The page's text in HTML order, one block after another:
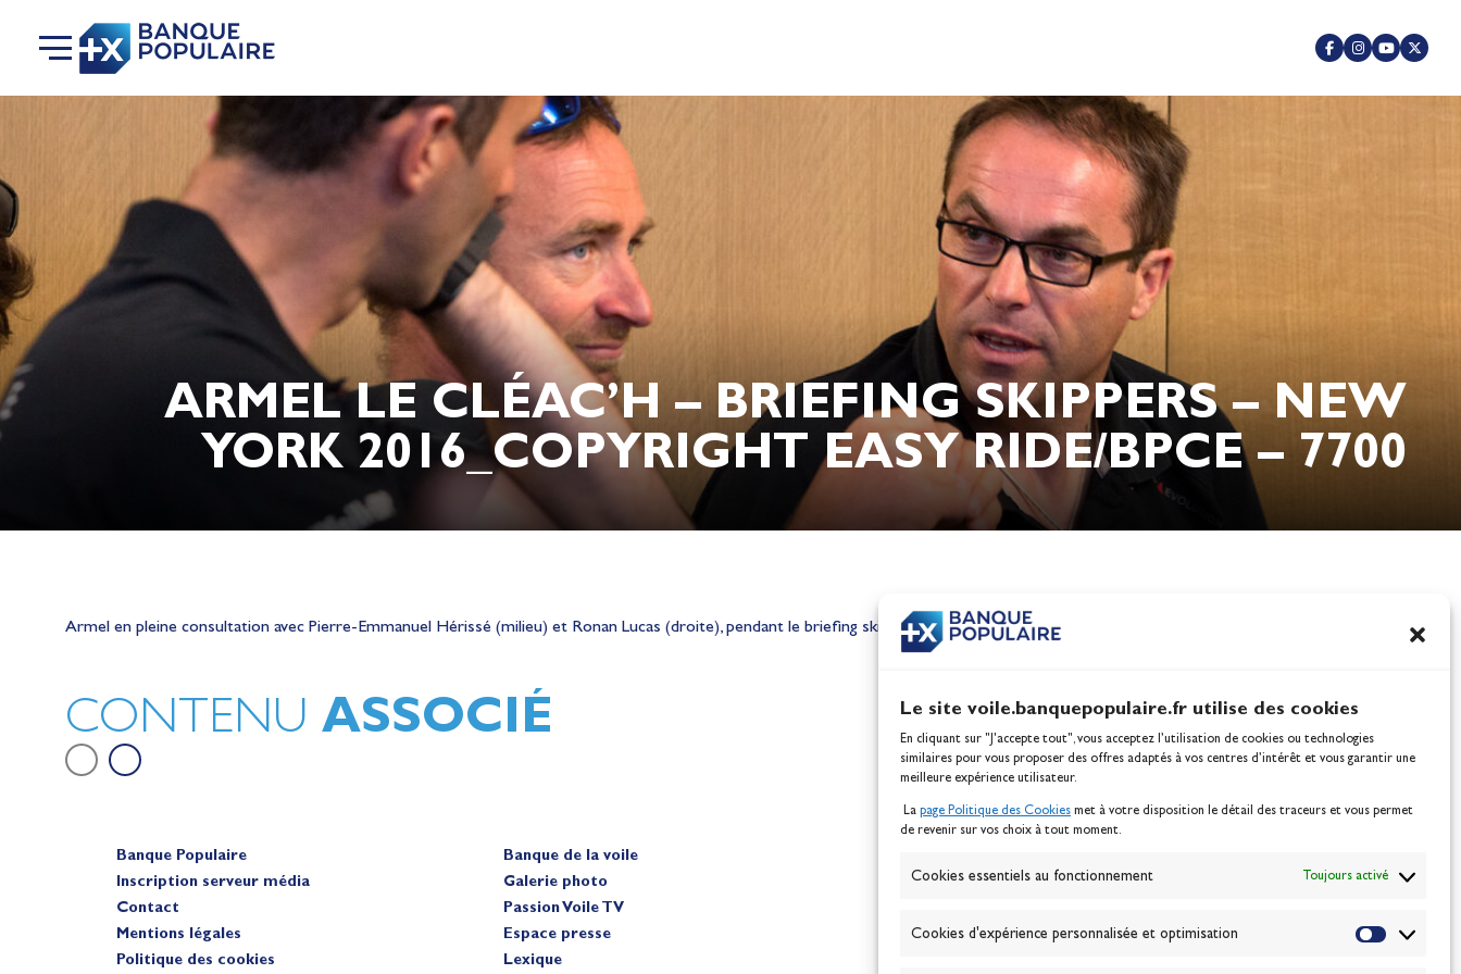
Le site voile.banquepopulaire.fr utilise des cookies
En cliquant sur "J'accepte tout", vous acceptez l’utilisation de cookies ou technologies
similaires pour vous proposer des offres adaptés à vos centres d’intérêt et vous garantir une
meilleure expérience utilisateur.
La page Politique des Cookies met à votre disposition le détail des traceurs et vous permet
de revenir sur vos choix à tout moment.
Cookies essentiels au fonctionnement Toujours activé
Cookies d'expérience personnalisée et optimisation
ARMEL LE CLÉAC’H – BRIEFING SKIPPERS – NEW
YORK 2016_COPYRIGHT EASY RIDE/BPCE – 7700
Armel en pleine consultation avec Pierre-Emmanuel Hérissé (milieu) et Ronan Lucas (droite), pendant le briefing skippers.
CONTENU ASSOCIÉ
sur le plan d'eau des Jeux Olympiques
Berthomieu, vice-championnes
100% Glisse - Écoles
Banque Populaire
Inscription serveur média
Contact
Mentions légales
Politique des cookies
Banque de la voile
Galerie photo
Passion Voile TV
Espace presse
Lexique
ABONNEZ-VOUS